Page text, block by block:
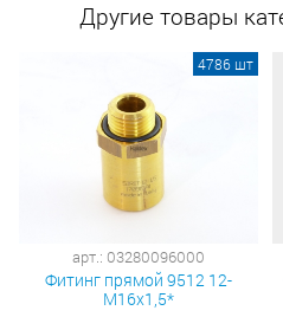
Другие товары
арт.: 03280096000
Фитинг прямой 9512 12-
М16х1,5*
4786 шт